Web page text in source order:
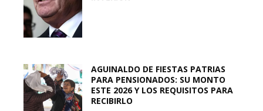
AGUINALDO DE FIESTAS PATRIAS
PARA PENSIONADOS: SU MONTO
ESTE 2026 Y LOS REQUISITOS PARA
RECIBIRLO